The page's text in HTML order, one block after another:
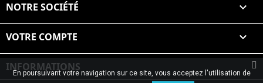
NOTRE SOCIÉTÉ 
VOTRE COMPTE 
INFORMATIONS
En poursuivant votre navigation sur ce site, vous acceptez l'utilisation de